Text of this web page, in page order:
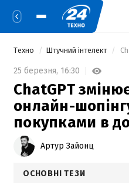
Техно Штучний інтелект
25 березня, 16:30
ChatGPT
онлайн-
покупками в
Артур Зайонц
ОСНОВНІ ТЕЗИ